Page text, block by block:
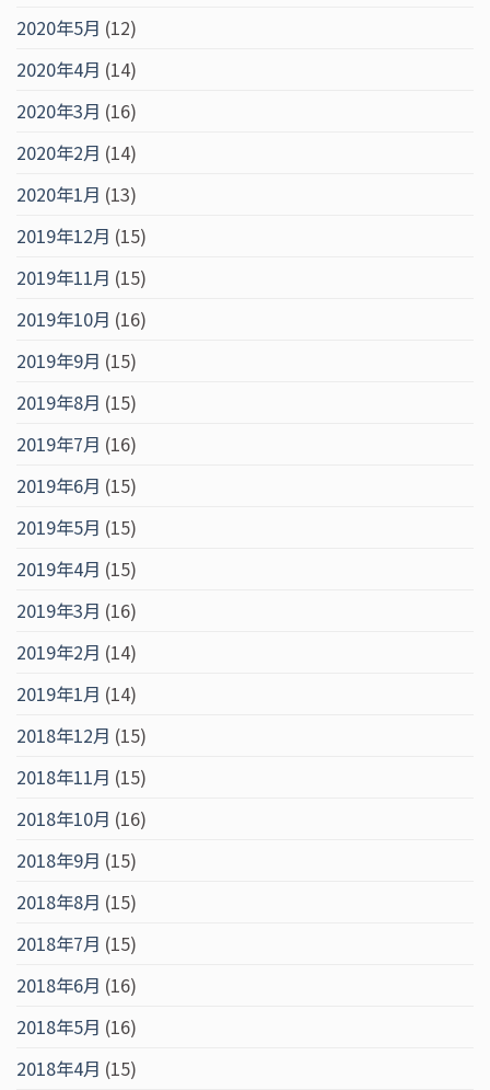
2020年5月 (12)
2020年4月 (14)
2020年3月 (16)
2020年2月 (14)
2020年1月 (13)
2019年12月 (15)
2019年11月 (15)
2019年10月 (16)
2019年9月 (15)
2019年8月 (15)
2019年7月 (16)
2019年6月 (15)
2019年5月 (15)
2019年4月 (15)
2019年3月 (16)
2019年2月 (14)
2019年1月 (14)
2018年12月 (15)
2018年11月 (15)
2018年10月 (16)
2018年9月 (15)
2018年8月 (15)
2018年7月 (15)
2018年6月 (16)
2018年5月 (16)
2018年4月 (15)